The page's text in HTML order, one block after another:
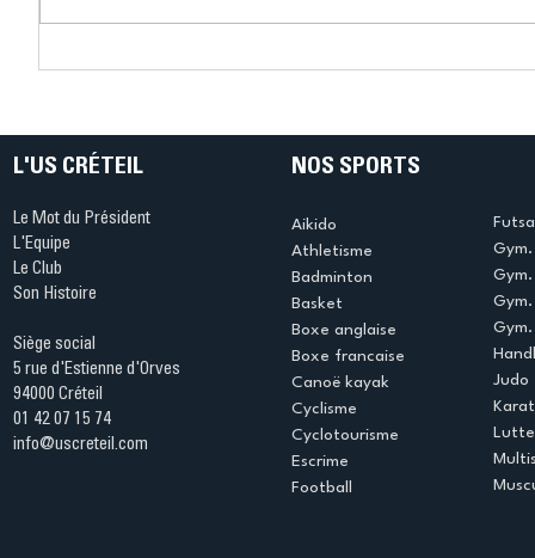
L'US CRÉTEIL
Le Mot du Président
L'Equipe
Le Club
Son Histoire
Siège social
5 rue d'Estienne d'Orves
94000 Créteil
01 42 07 15 74
info@uscreteil.com
NOS SPORTS
Aikido
Athletisme
Badminton
Basket
Boxe anglaise
Boxe francaise
Canoë kayak
Cyclisme
Cyclotourisme
Escrime
Football
Judo
Lutte